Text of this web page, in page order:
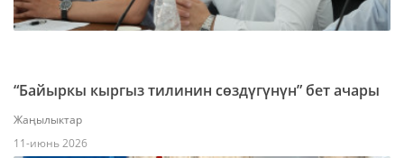
“Байыркы кыргыз тилинин сөздүгүнүн” бет ачары
Жаңылыктар
11-июнь 2026